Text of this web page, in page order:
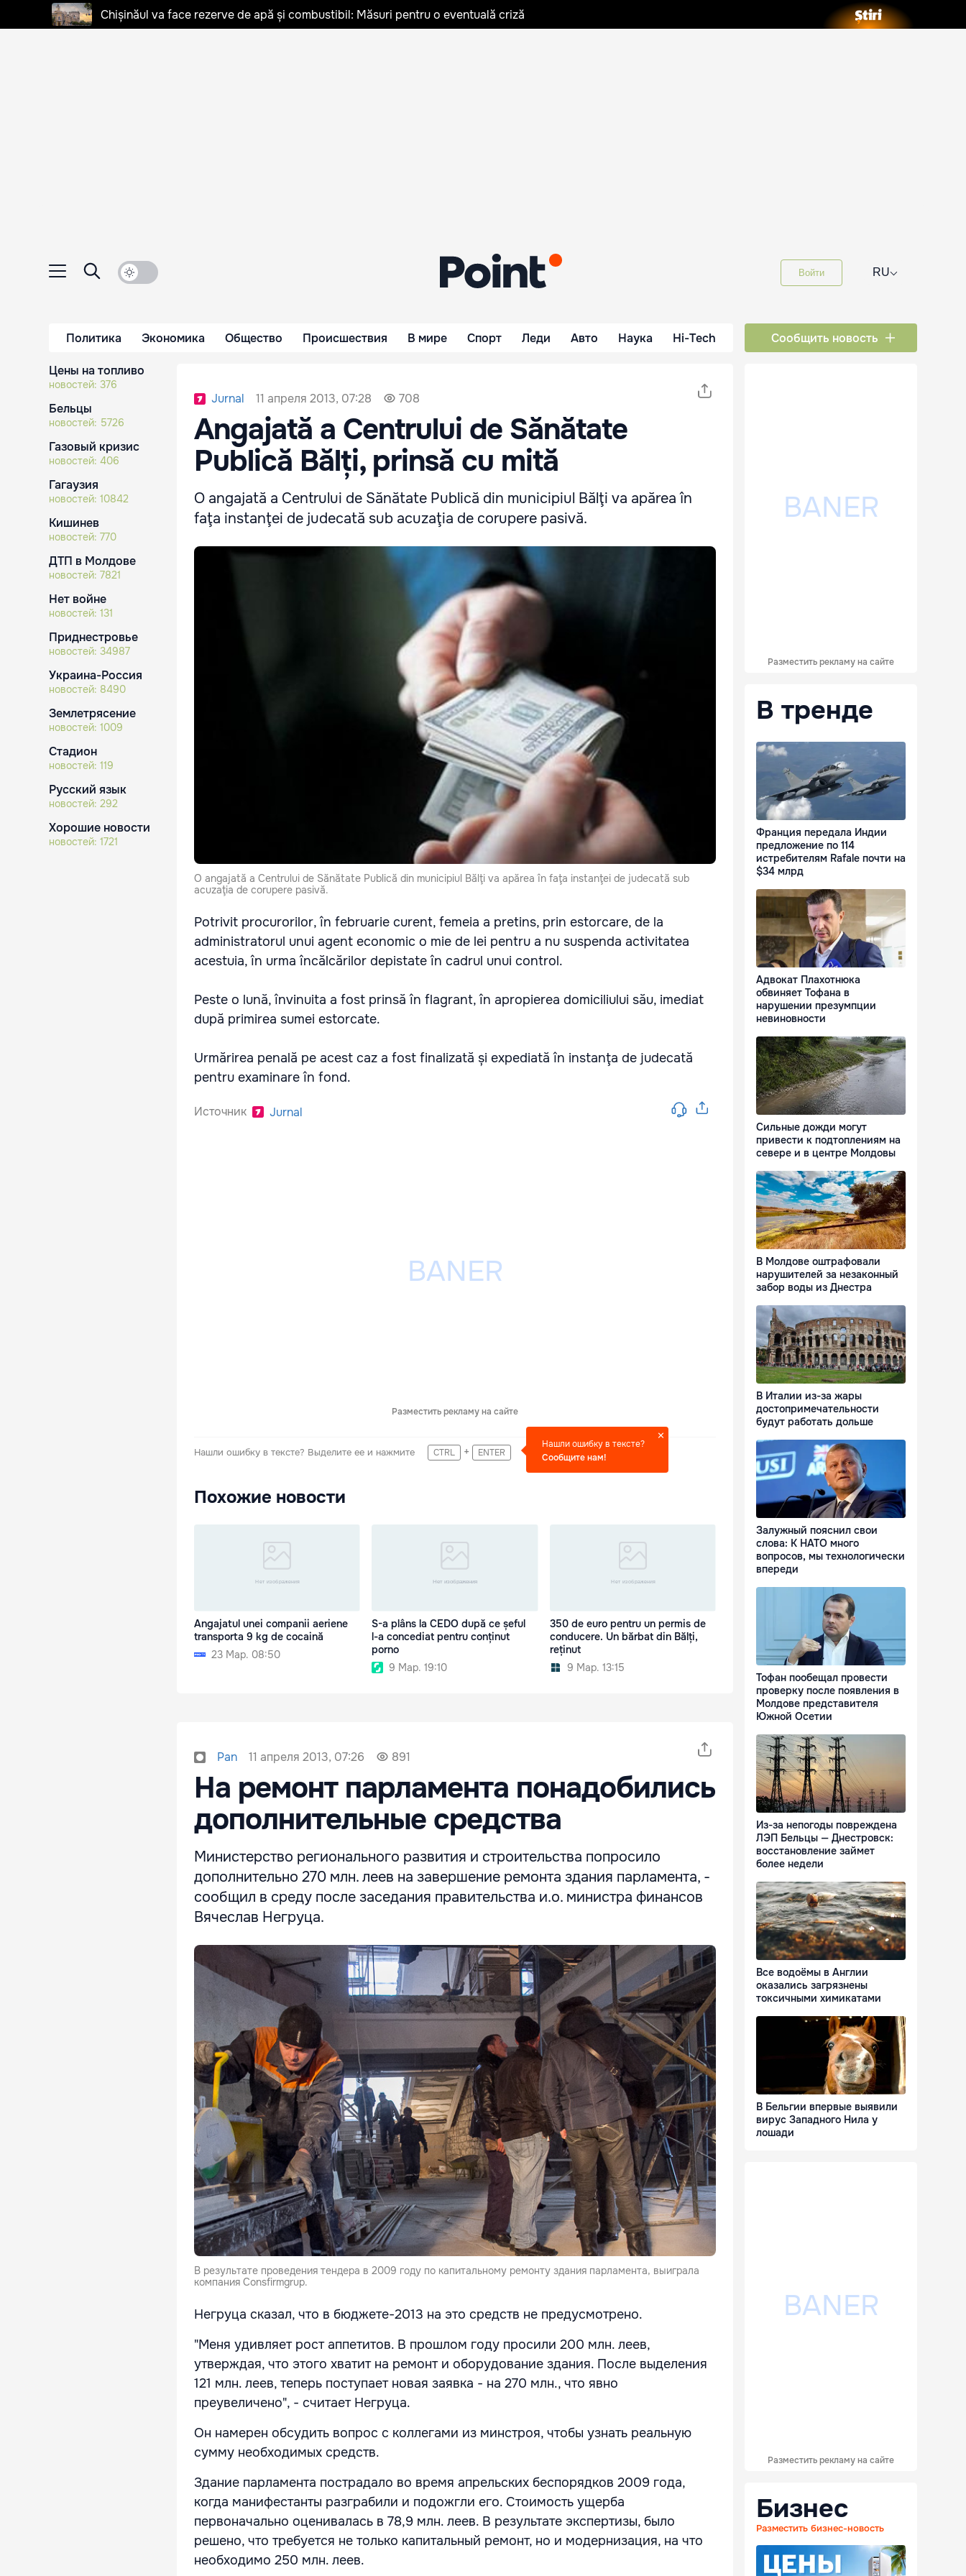
Chișinăul va face rezerve de apă și combustibil: Măsuri pentru o eventuală criză
Войти RU⌵
Политика Экономика Общество Происшествия В мире Спорт Леди Авто Наука Hi-Tech Сообщить новость
Цены на топливо
новостей: 376
Бельцы
новостей: 5726
Газовый кризис
новостей: 406
Гагаузия
новостей: 10842
Кишинев
новостей: 770
ДТП в Молдове
новостей: 7821
Нет войне
новостей: 131
Приднестровье
новостей: 34987
Украина-Россия
новостей: 8490
Землетрясение
новостей: 1009
Стадион
новостей: 119
Русский язык
новостей: 292
Хорошие новости
новостей: 1721
Jurnal 11 апреля 2013, 07:28 708
Angajată a Centrului de Sănătate
Publică Bălți, prinsă cu mită
O angajată a Centrului de Sănătate Publică din municipiul Bălţi va apărea în
faţa instanţei de judecată sub acuzaţia de corupere pasivă.
O angajată a Centrului de Sănătate Publică din municipiul Bălţi va apărea în faţa instanţei de judecată sub
acuzaţia de corupere pasivă.
Potrivit procurorilor, în februarie curent, femeia a pretins, prin estorcare, de la
administratorul unui agent economic o mie de lei pentru a nu suspenda activitatea
acestuia, în urma încălcărilor depistate în cadrul unui control.
Peste o lună, învinuita a fost prinsă în flagrant, în apropierea domiciliului său, imediat
după primirea sumei estorcate.
Urmărirea penală pe acest caz a fost finalizată și expediată în instanţa de judecată
pentru examinare în fond.
Источник Jurnal
Разместить рекламу на сайте
Нашли ошибку в тексте? Выделите ее и нажмите CTRL + ENTER
Нашли ошибку в тексте?
Сообщите нам!
Похожие новости
Angajatul unei companii aeriene
transporta 9 kg de cocaină
23 Мар. 08:50
S-a plâns la CEDO după ce șeful
l-a concediat pentru conținut
porno
9 Мар. 19:10
350 de euro pentru un permis de
conducere. Un bărbat din Bălți,
reținut
9 Мар. 13:15
Pan 11 апреля 2013, 07:26 891
На ремонт парламента понадобились
дополнительные средства
Министерство регионального развития и строительства попросило
дополнительно 270 млн. леев на завершение ремонта здания парламента, -
сообщил в среду после заседания правительства и.о. министра финансов
Вячеслав Негруца.
В результате проведения тендера в 2009 году по капитальному ремонту здания парламента, выиграла
компания Consfirmgrup.
Негруца сказал, что в бюджете-2013 на это средств не предусмотрено.
"Меня удивляет рост аппетитов. В прошлом году просили 200 млн. леев,
утверждая, что этого хватит на ремонт и оборудование здания. После выделения
121 млн. леев, теперь поступает новая заявка - на 270 млн., что явно
преувеличено", - считает Негруца.
Он намерен обсудить вопрос с коллегами из минстроя, чтобы узнать реальную
сумму необходимых средств.
Здание парламента пострадало во время апрельских беспорядков 2009 года,
когда манифестанты разграбили и подожгли его. Стоимость ущерба
первоначально оценивалась в 78,9 млн. леев. В результате экспертизы, было
решено, что требуется не только капитальный ремонт, но и модернизация, на что
необходимо 250 млн. леев.
Разместить рекламу на сайте
В тренде
Франция передала Индии
предложение по 114
истребителям Rafale почти на
$34 млрд
Адвокат Плахотнюка
обвиняет Тофана в
нарушении презумпции
невиновности
Сильные дожди могут
привести к подтоплениям на
севере и в центре Молдовы
В Молдове оштрафовали
нарушителей за незаконный
забор воды из Днестра
В Италии из-за жары
достопримечательности
будут работать дольше
Залужный пояснил свои
слова: К НАТО много
вопросов, мы технологически
впереди
Тофан пообещал провести
проверку после появления в
Молдове представителя
Южной Осетии
Из-за непогоды повреждена
ЛЭП Бельцы — Днестровск:
восстановление займет
более недели
Все водоёмы в Англии
оказались загрязнены
токсичными химикатами
В Бельгии впервые выявили
вирус Западного Нила у
лошади
Разместить рекламу на сайте
Бизнес
Разместить бизнес-новость